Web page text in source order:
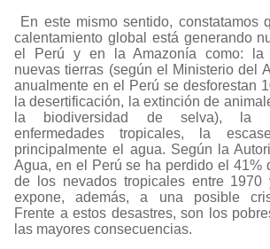
En este mismo sentido, constatamos
calentamiento global está generando
el Perú y en la Amazonía como: la
nuevas tierras (según el Ministerio del
anualmente en el Perú se desforestan
la desertificación, la extinción de
la biodiversidad de selva), la
enfermedades tropicales, la
principalmente el agua. Según la
Agua, en el Perú se ha perdido el 41%
de los nevados tropicales entre
expone, además, a una posible
Frente a estos desastres, son los
las mayores consecuencias.